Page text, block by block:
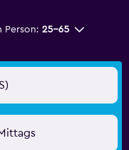
Person: 25-65